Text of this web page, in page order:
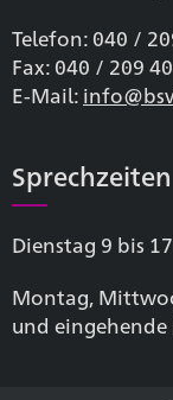
Telefon: 040 /
Fax: 040 / 209
E-Mail:
Sprechzeiten
Dienstag 9 bis
Montag,
und